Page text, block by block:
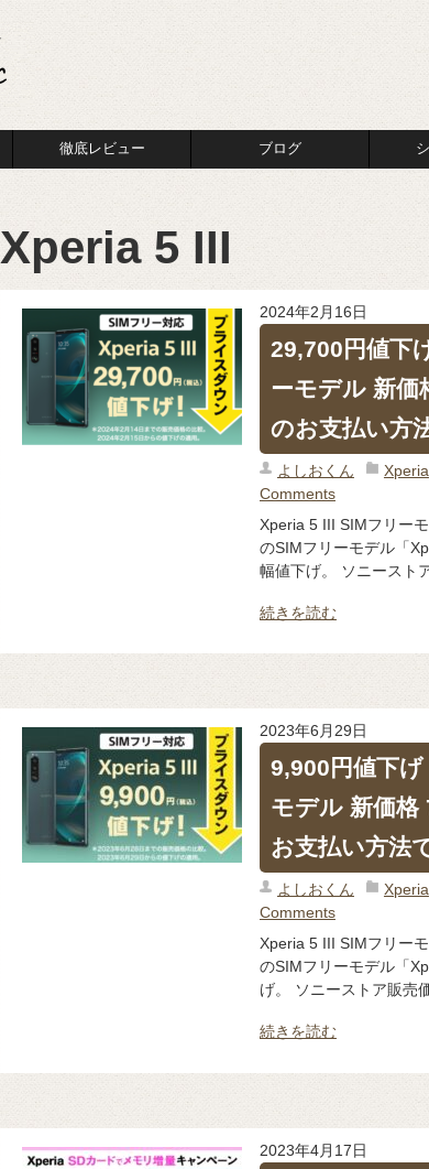
徹底レビュー ブログ
Xperia 5 III
2024年2月16日
29,700円値下
ーモデル 新価
のお支払い方
よしおくん Xperia
Comments
Xperia 5 III SIMフリー
のSIMフリーモデル「
幅値下げ。 ソニースト
続きを読む
2023年6月29日
9,900円値下
モデル 新価格
お支払い方法
よしおくん Xperia
Comments
Xperia 5 III SIMフリー
のSIMフリーモデル「
げ。 ソニーストア販売
続きを読む
2023年4月17日